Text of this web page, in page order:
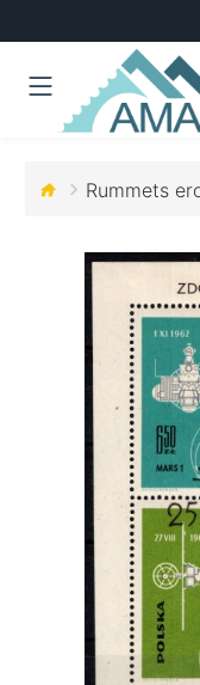
Rummets